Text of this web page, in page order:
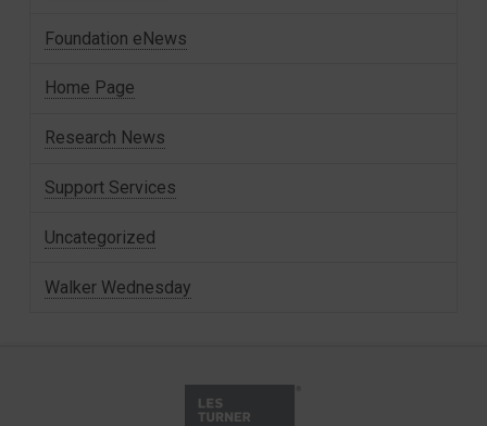
Foundation eNews
Home Page
Research News
Support Services
Uncategorized
Walker Wednesday